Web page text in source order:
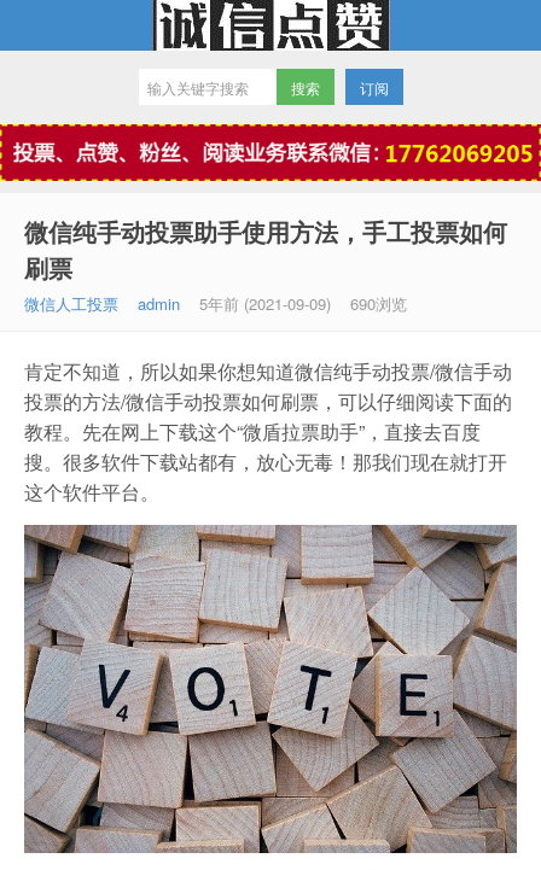
微信点赞
订阅
微信纯手动投票助手使用方法，手工投票如何
刷票
微信人工投票 admin 5年前 (2021-09-09) 690浏览
肯定不知道，所以如果你想知道微信纯手动投票/微信手动
投票的方法/微信手动投票如何刷票，可以仔细阅读下面的
教程。先在网上下载这个“微盾拉票助手”，直接去百度
搜。很多软件下载站都有，放心无毒！那我们现在就打开
这个软件平台。